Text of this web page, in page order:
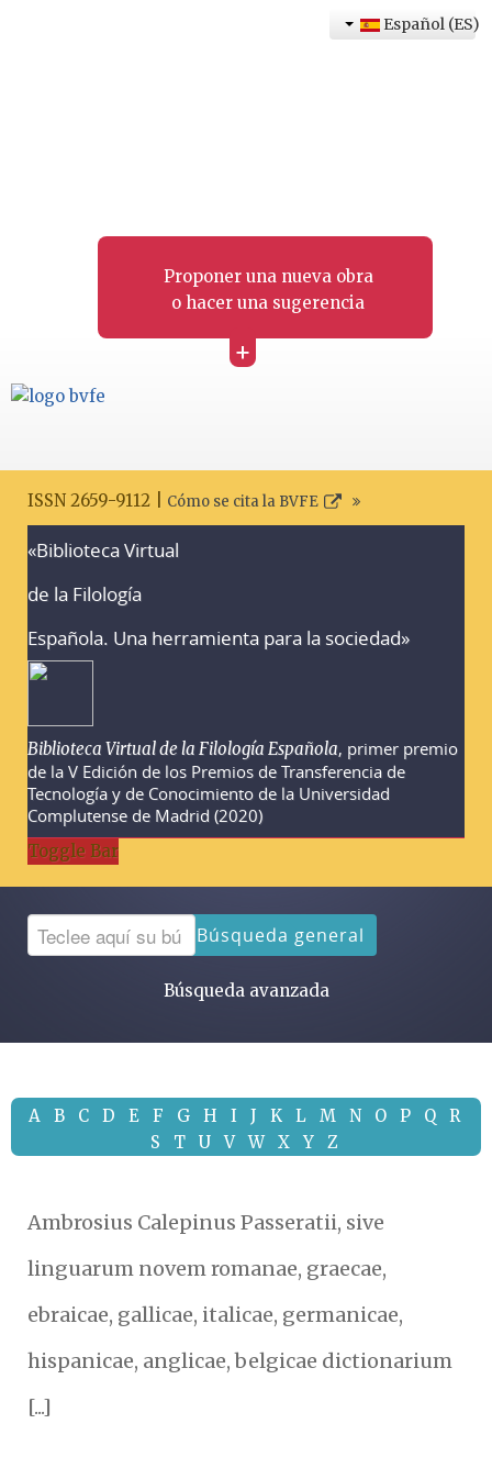
Proponer una nueva obra
o hacer una sugerencia
+
Español (ES)
ISSN 2659-9112 | Cómo se cita la BVFE
«Biblioteca Virtual
de la Filología
Española. Una herramienta para la sociedad»
Biblioteca Virtual de la Filología Española, primer premio
de la V Edición de los Premios de Transferencia de
Tecnología y de Conocimiento de la Universidad
Complutense de Madrid (2020)
Toggle Bar
Búsqueda general
Búsqueda avanzada
A B C D E F G H I J K L M N O P Q
R
S
T U V W X Y Z
Ambrosius Calepinus Passeratii, sive
linguarum novem romanae, graecae,
ebraicae, gallicae, italicae, germanicae,
hispanicae, anglicae, belgicae dictionarium
[...]